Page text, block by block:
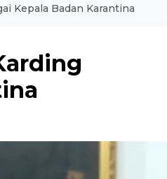
Kepala Badan Karantina